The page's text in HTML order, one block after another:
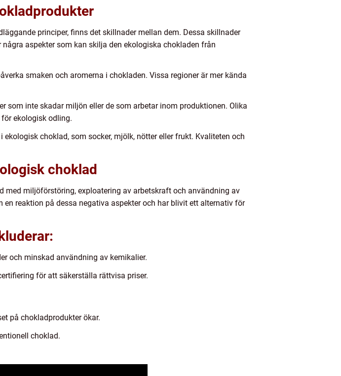
principer, finns det skillnader mellan dem. Dessa skillnader
aspekter som kan skilja den ekologiska chokladen från
smaken och aromerna i chokladen. Vissa regioner är mer kända
som inte skadar miljön eller de som arbetar inom produktionen. Olika
ekologisk odling.
choklad, som socker, mjölk, nötter eller frukt. Kvaliteten och
choklad
miljöförstöring, exploatering av arbetskraft och användning av
reaktion på dessa negativa aspekter och har blivit ett alternativ för
och minskad användning av kemikalier.
för att säkerställa rättvisa priser.
på chokladprodukter ökar.
choklad.